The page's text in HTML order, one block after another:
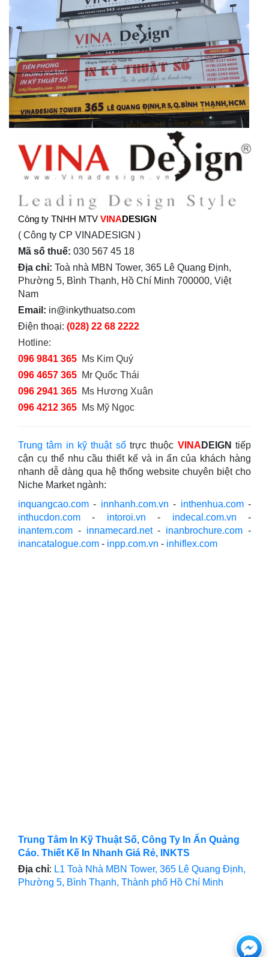
Công ty TNHH MTV VINADESIGN
( Công ty CP VINADESIGN )
Mã số thuế: 030 567 45 18
Địa chỉ: Toà nhà MBN Tower, 365 Lê Quang Định,
Phường 5, Bình Thạnh, Hồ Chí Minh 700000, Việt
Nam
Email: in@inkythuatso.com
Điện thoại: (028) 22 68 2222
Hotline:
096 9841 365 Ms Kim Quý
096 4657 365 Mr Quốc Thái
096 2941 365 Ms Hương Xuân
096 4212 365 Ms Mỹ Ngọc
Trung tâm in kỹ thuật sốtrực thuộc VINA DEIGN tiếp
cận cụ thể nhu cầu thiết kế và in ấn của khách hàng
nhanh dễ dàng qua hệ thống website chuyên biệt cho
Niche Market ngành:
inquangcao.com - innhanh.com.vn - inthenhua.com-
inthucdon.com - intoroi.vn - indecal.com.vn -
inantem.com - innamecard.net- inanbrochure.com -
inancatalogue.com - inpp.com.vn - inhiflex.com
Trung Tâm In Kỹ Thuật Số, Công Ty In Ấn Quảng
Cáo. Thiết Kế In Nhanh Giá Rẻ, INKTS
Địa chỉ: L1 Toà Nhà MBN Tower, 365 Lê Quang Định,
Phường 5, Bình Thạnh, Thành phố Hồ Chí Minh